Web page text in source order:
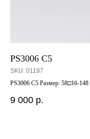
PS3006 C5
SKU: 01197
PS3006 C5 Размер: 58□16-148
9 000 р.